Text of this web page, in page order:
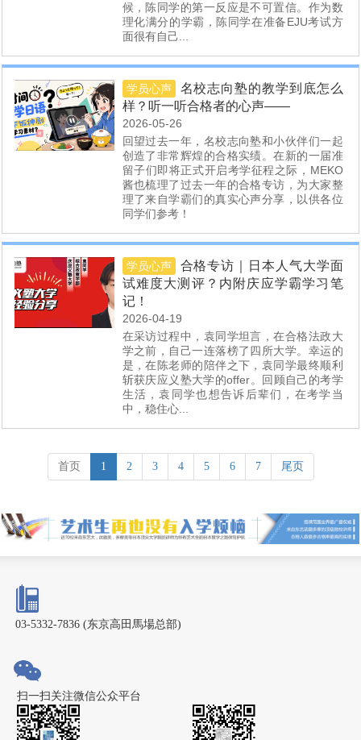
候，陈同学的第一反应是不可置信。作为数
理化满分的学霸，陈同学在准备EJU考试方
面很有自己...
学员心声
名校志向塾的教学到底怎么
样？听一听合格者的心声——
2026-05-26
回望过去一年，名校志向塾和小伙伴们一起
创造了非常辉煌的合格实绩。在新的一届准
留子们即将正式开启考学征程之际，MEKO
酱也梳理了过去一年的合格专访，为大家整
理了来自学霸们的真实心声分享，以供各位
同学们参考！
学员心声
合格专访｜日本人气大学面
试难度大测评？内附庆应学霸学习笔
记！
2026-04-19
在采访过程中，袁同学坦言，在合格法政大
学之前，自己一连落榜了四所大学。幸运的
是，在陈老师的陪伴之下，袁同学最终顺利
斩获庆应义塾大学的offer。回顾自己的考学
生活，袁同学也想告诉后辈们，在考学当
中，稳住心...
首页 1 2 3 4 5 6 7 尾页
03-5332-7836 (东京高田馬場总部)
扫一扫关注微信公众平台